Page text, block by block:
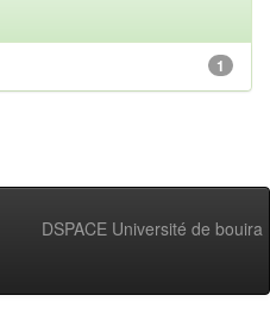
1
DSPACE Université de bouira